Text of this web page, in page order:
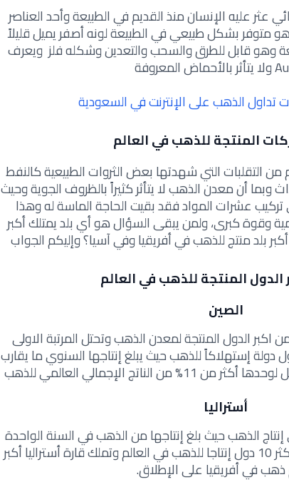
عثر عليه الإنسان منذ القديم في الطبيعة وأحد العناصر
متوفر بشكل طبيعي في الطبيعة لونه أصفر يميل قليلاً
وهو قابل للطرق والسحب والتعدين وشكله فلز ويعرف
تداول الذهب على الإنترنت في السعودية
المنتجة للذهب في العالم
من التقلبات التي شهدتها بعض الثروات الطبيعية كالنفط
وبما أن معدن الذهب لا يتأثر كثيراً بالظروف الجوية وحيث
تركيب عشرات المواد فقد بقيت الحاجة الماسة له وهذا
وقوة كبرى، ولمن يبقى السؤال هو أي بلد يمتلك أكبر
بلد منتج للذهب في أفريقيا وفي آسيا؟ وإليكم الجواب
المنتجة للذهب في العالم
الصين
اكبر الدول المنتجة لمعدن الذهب وتحتل المرتبة الاولى
دولة إستهلاكاً للذهب حيث يبلغ إنتاجها السنوي ما يقارب
أستراليا
إنتاج الذهب حيث بلغ إنتاجها من الذهب في السنة الواحدة
أكثر من 327 طن وهي من بين أكثر 10 دول إنتاجا للذهب في العالم وتملك قارة أستراليا أكبر
في أفريقيا على الإطلاق.